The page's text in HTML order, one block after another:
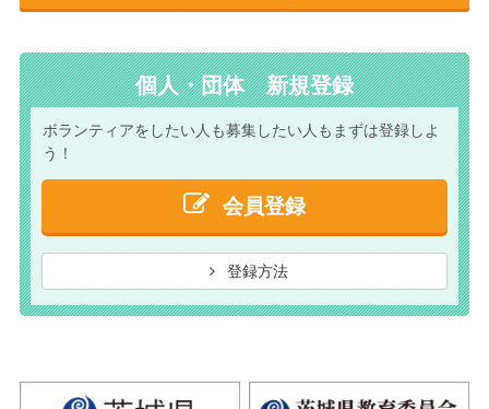
個人・団体 新規登録
ボランティアをしたい人も募集したい人もまずは登録しよ
う！
会員登録
登録方法